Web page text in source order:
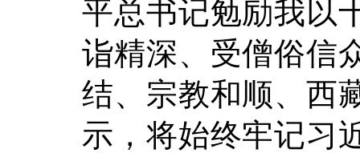
平总书记勉励我以
诣精深、受僧俗信
结、宗教和顺、西
示，将始终牢记习